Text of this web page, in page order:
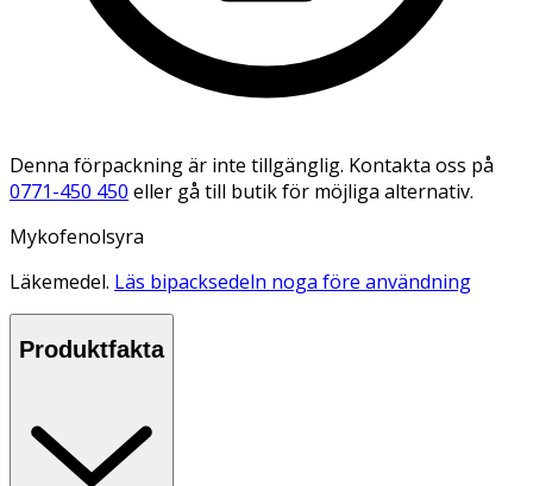
Denna förpackning är inte tillgänglig. Kontakta oss på
0771-450 450 eller gå till butik för möjliga alternativ.
Mykofenolsyra
Läkemedel. Läs bipacksedeln noga före användning
Produktfakta